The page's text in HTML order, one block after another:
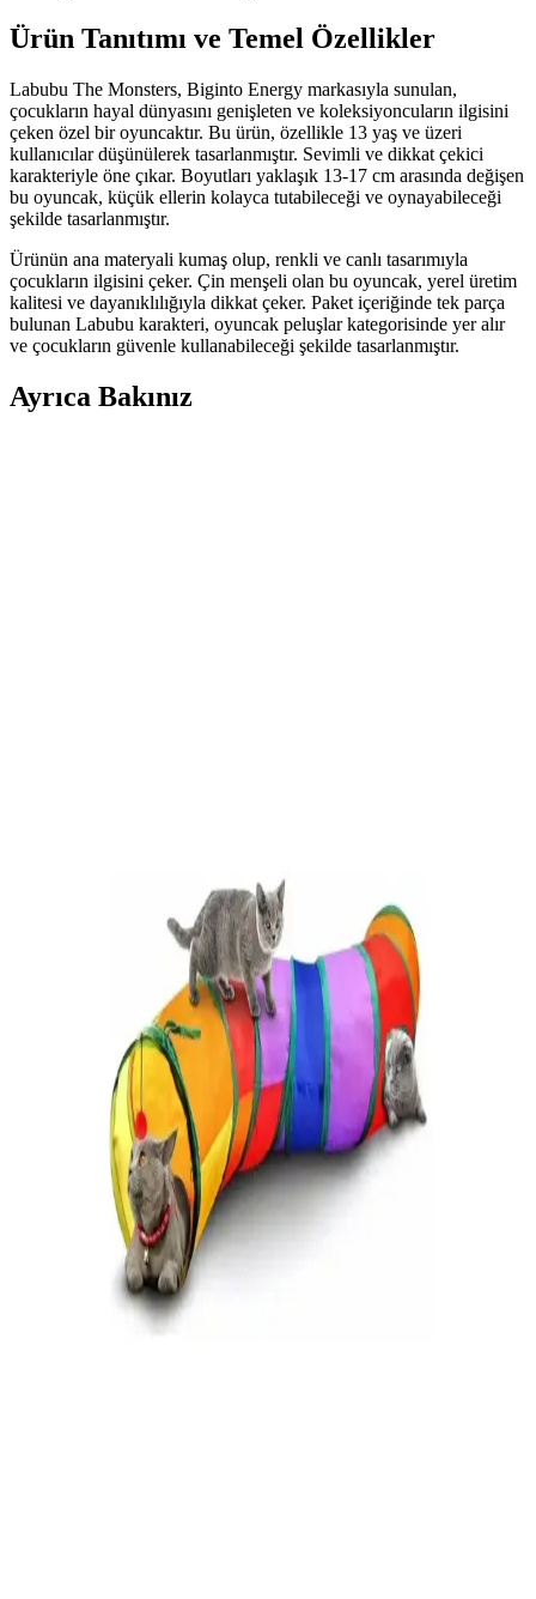
Ürün Tanıtımı ve Temel Özellikler
Labubu The Monsters, Biginto Energy markasıyla sunulan,
çocukların hayal dünyasını genişleten ve koleksiyoncuların ilgisini
çeken özel bir oyuncaktır. Bu ürün, özellikle 13 yaş ve üzeri
kullanıcılar düşünülerek tasarlanmıştır. Sevimli ve dikkat çekici
karakteriyle öne çıkar. Boyutları yaklaşık 13-17 cm arasında değişen
bu oyuncak, küçük ellerin kolayca tutabileceği ve oynayabileceği
şekilde tasarlanmıştır.
Ürünün ana materyali kumaş olup, renkli ve canlı tasarımıyla
çocukların ilgisini çeker. Çin menşeli olan bu oyuncak, yerel üretim
kalitesi ve dayanıklılığıyla dikkat çeker. Paket içeriğinde tek parça
bulunan Labubu karakteri, oyuncak peluşlar kategorisinde yer alır
ve çocukların güvenle kullanabileceği şekilde tasarlanmıştır.
Ayrıca Bakınız
geliştiren ve eğlenceli vakit geçirmelerini sağlayan dayanıklı
olmayan plastik yapısıyla dikkat çeken bir oyuncaktır.
Düz Kedi Tünelleri Modelleri ve Fiyatları Hakkında
Kedi tünelleri, kedilerin enerjisini atması ve eğlenmesi için ideal.
Farklı modeller ve fiyatlar hakkında güncel bilgiler, malzeme kalitesi
ve kullanım avantajlarıyla kedinizin yaşam kalitesini artırın.
Nulaxy Konuşan Kaktüs: Çocuklar İçin Eğlenceli ve
Etkileşimli Oyuncak Özellikleri
Nulaxy Konuşan Kaktüs, şarkı söyleyen, dans eden ve ses taklidi
yapabilen interaktif çocuk oyuncakları arasında öne çıkar. Renkli
tasarımı ve şarjlı kullanımıyla hareket özgürlüğü sağlar, çocukların
yaratıcılığını destekler.
Bebek Gelişimi İçin Oyuncaklı Yastıklar Güvenlik ve
Kullanım İpuçları